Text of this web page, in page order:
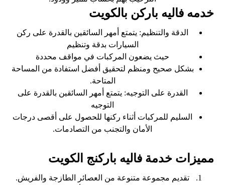
خدمه فاليه باركن بالكويت
الدقة والتنظيم: يتمتع أمهر السائقين بالقدرة على ركن
السيارات بدقة وتنظيم
حيث يضعون المركبات في مواقف محددة
بشكل صحيح ومنظم لتحقيق أفضل استفادة من المساحة
المتاحة.
القدرة على التوجيه: يتمتع أمهر السائقين بالقدرة على
التوجيه
السليم للمركبات أثناء ركنها للحصول على أقصى درجات
الأمان والتجنب من التصادمات.
مميزات خدمة فاليه باركنج الكويت
تقديم مجموعة متنوعة من العصائر الطازجة والفريش.